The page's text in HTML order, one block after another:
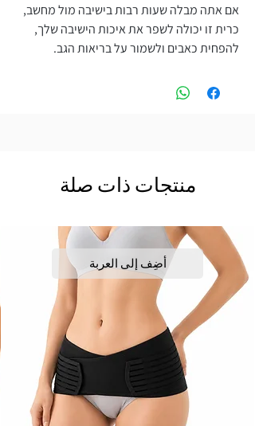
אם אתה מבלה שעות רבות בישיבה מול מחשב,
כרית זו יכולה לשפר את איכות הישיבה שלך,
להפחית כאבים ולשמור על בריאות הגב.
منتجات ذات صلة
أضِف إلى العربة